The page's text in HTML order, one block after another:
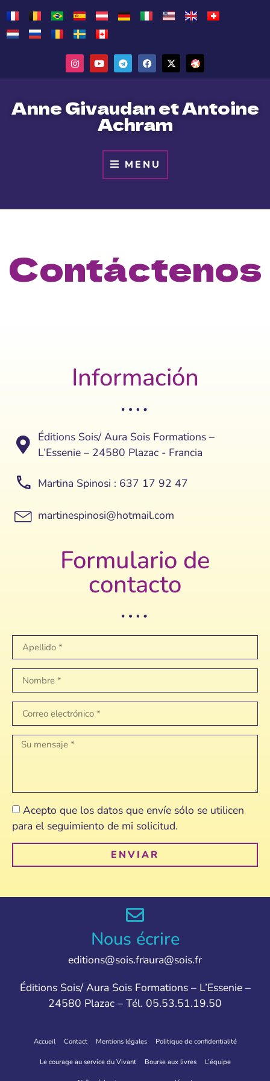
Anne Givaudan et Antoine
Achram
MENU
Contáctenos
Formulario de
contacto
Acepto que los datos que envíe sólo se utilicen
para el seguimiento de mi solicitud.
ENVIAR
Información
Éditions Sois/ Aura Sois Formations –
L’Essenie – 24580 Plazac - Francia
Martina Spinosi : 637 17 92 47
martinespinosi@hotmail.com
Nous écrire
editions@sois.fraura@sois.fr
Éditions Sois/ Aura Sois Formations – L’Essenie –
24580 Plazac – Tél. 05.53.51.19.50
Accueil Contact Mentions légales Politique de confidentialité
Le courage au service du Vivant Bourse aux livres L’équipe